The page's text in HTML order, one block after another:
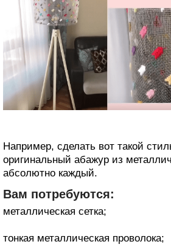
Например, сделать вот такой
оригинальный абажур из
абсолютно каждый.
Вам потребуются:
металлическая сетка;
тонкая металлическая проволока;